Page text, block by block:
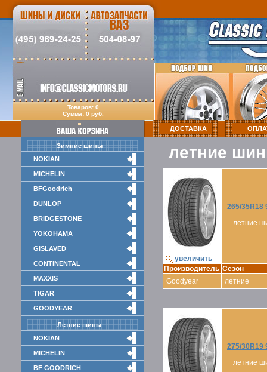
Товаров: 0
Сумма: 0 руб.
ДОСТАВКА
Зимние шины
NOKIAN
MICHELIN
BFGoodrich
DUNLOP
BRIDGESTONE
YOKOHAMA
GISLAVED
CONTINENTAL
MAXXIS
TIGAR
GOODYEAR
Летние шины
NOKIAN
MICHELIN
BF GOODRICH
летние
увеличить
265/35R18
летние
Производитель Сезон
Goodyear
летние
275/30R19
летние